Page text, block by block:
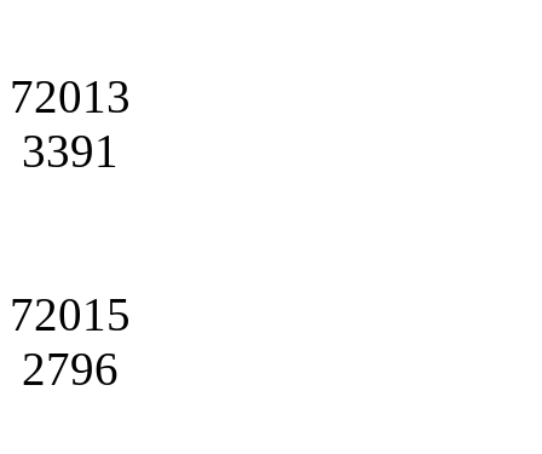
72013
3391
72015
2796